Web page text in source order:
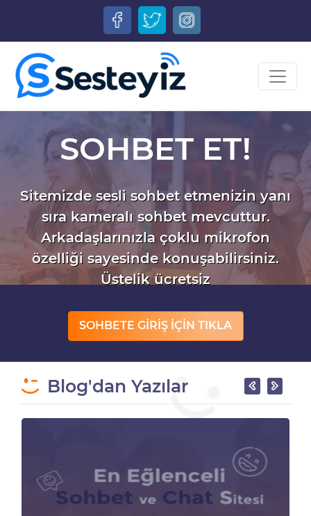
SOHBET ET!
Sitemizde sesli sohbet etmenizin yanı
sıra kameralı sohbet mevcuttur.
Arkadaşlarınızla çoklu mikrofon
özelliği sayesinde konuşabilirsiniz.
Üstelik ücretsiz
SOHBETE GİRİŞ İÇİN TIKLA
Blog'dan Yazılar